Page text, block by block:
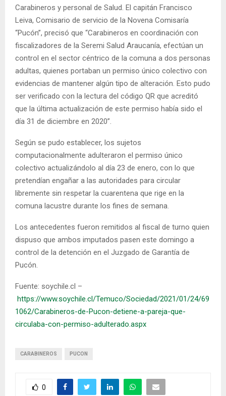
Carabineros y personal de Salud. El capitán Francisco
Leiva, Comisario de servicio de la Novena Comisaría
“Pucón”, precisó que “Carabineros en coordinación con
fiscalizadores de la Seremi Salud Araucanía, efectúan un
control en el sector céntrico de la comuna a dos personas
adultas, quienes portaban un permiso único colectivo con
evidencias de mantener algún tipo de alteración. Esto pudo
ser verificado con la lectura del código QR que acreditó
que la última actualización de este permiso había sido el
día 31 de diciembre en 2020”.
Según se pudo establecer, los sujetos
computacionalmente adulteraron el permiso único
colectivo actualizándolo al día 23 de enero, con lo que
pretendían engañar a las autoridades para circular
libremente sin respetar la cuarentena que rige en la
comuna lacustre durante los fines de semana.
Los antecedentes fueron remitidos al fiscal de turno quien
dispuso que ambos imputados pasen este domingo a
control de la detención en el Juzgado de Garantía de
Pucón.
Fuente: soychile.cl –
https://www.soychile.cl/Temuco/Sociedad/2021/01/24/69
1062/Carabineros-de-Pucon-detiene-a-pareja-que-
circulaba-con-permiso-adulterado.aspx
CARABINEROS PUCON
0